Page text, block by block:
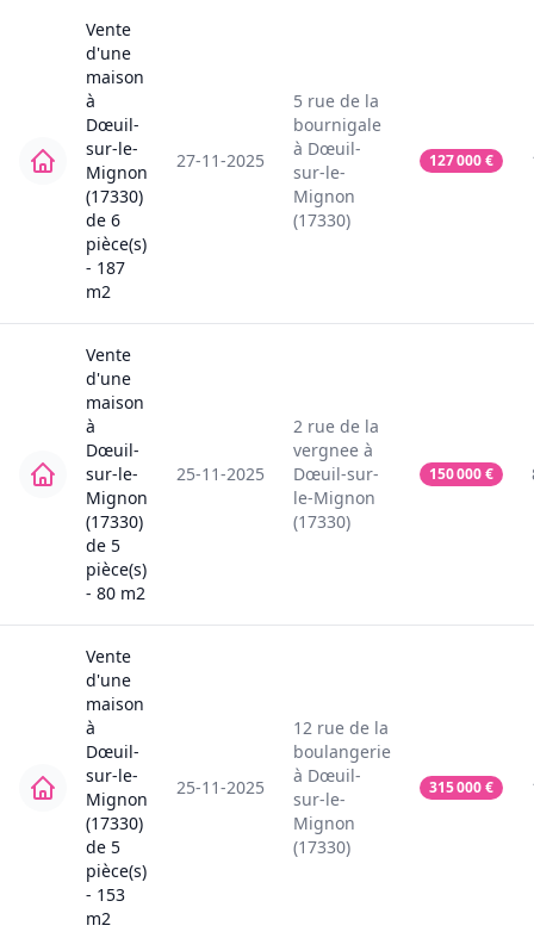
Vente
d'une
maison
à
Dœuil-
sur-le-
Mignon
(17330)
de 6
pièce(s)
- 187
m2
27-11-2025
5 rue de la
bournigale
à Dœuil-
sur-le-
Mignon
(17330)
127 000€
Vente
d'une
maison
à
Dœuil-
sur-le-
Mignon
(17330)
de 5
pièce(s)
- 80 m2
25-11-2025
2 rue de la
vergnee à
Dœuil-sur-
le-Mignon
(17330)
150 000€
Vente
d'une
maison
à
Dœuil-
sur-le-
Mignon
(17330)
de 5
pièce(s)
- 153
m2
25-11-2025
12 rue de la
boulangerie
à Dœuil-
sur-le-
Mignon
(17330)
315 000€